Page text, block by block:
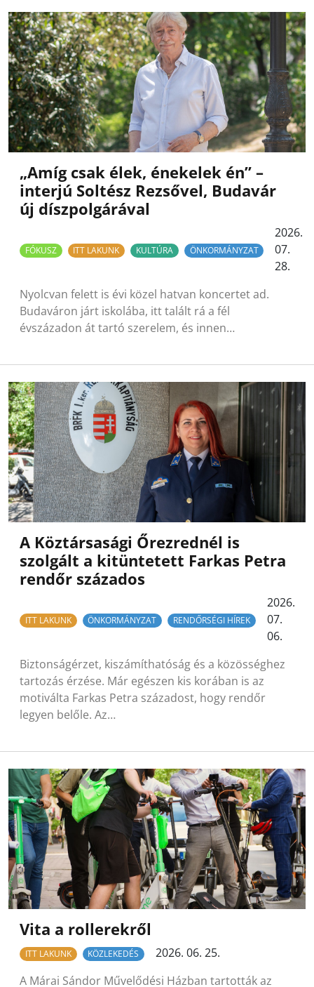
„Amíg csak élek, énekelek én” –
interjú Soltész Rezsővel, Budavár
új díszpolgárával
FÓKUSZ ITT LAKUNK KULTÚRA ÖNKORMÁNYZAT
2026.
07.
28.
Nyolcvan felett is évi közel hatvan koncertet ad.
Budaváron járt iskolába, itt talált rá a fél
évszázadon át tartó szerelem, és innen…
A Köztársasági Őrezrednél is
szolgált a kitüntetett Farkas Petra
rendőr százados
ITT LAKUNK ÖNKORMÁNYZAT RENDŐRSÉGI HÍREK
2026.
07.
06.
Biztonságérzet, kiszámíthatóság és a közösséghez
tartozás érzése. Már egészen kis korában is az
motiválta Farkas Petra századost, hogy rendőr
legyen belőle. Az…
Vita a rollerekről
ITT LAKUNK KÖZLEKEDÉS
2026. 06. 25.
A Márai Sándor Művelődési Házban tartották az